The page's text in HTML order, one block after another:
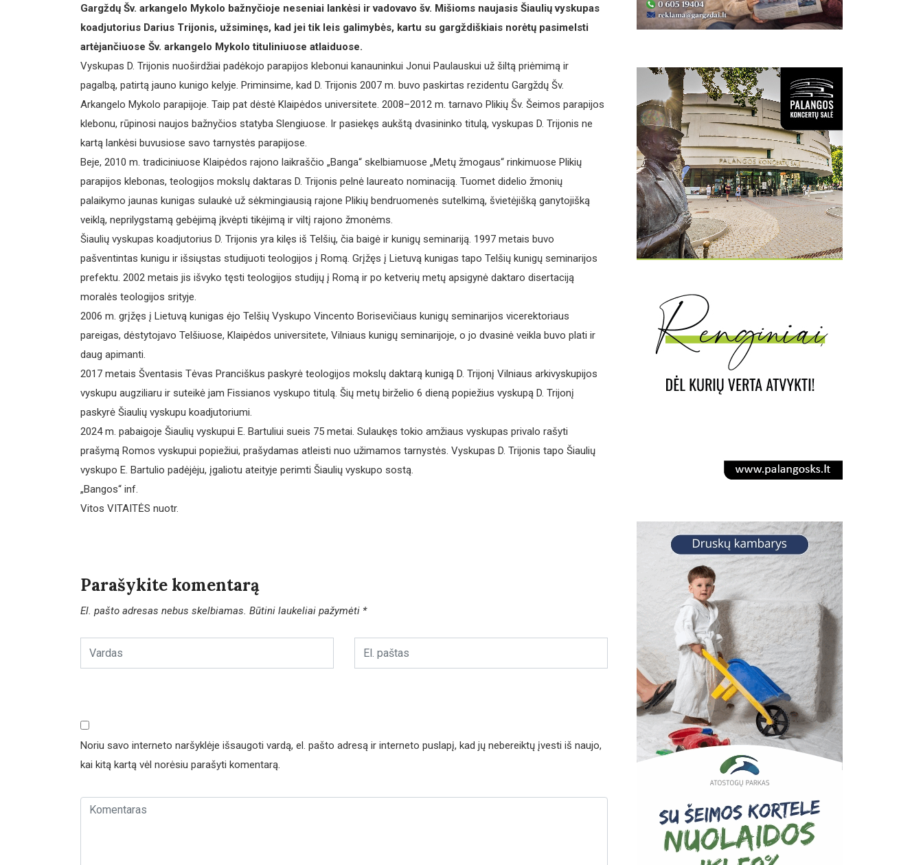
Gargždų Šv. arkangelo Mykolo bažnyčioje neseniai lankėsi ir vadovavo šv. Mišioms naujasis Šiaulių vyskupas
koadjutorius Darius Trijonis, užsiminęs, kad jei tik leis galimybės, kartu su gargždiškiais norėtų pasimelsti
artėjančiuose Šv. arkangelo Mykolo tituliniuose atlaiduose.
Vyskupas D. Trijonis nuoširdžiai padėkojo parapijos klebonui kanauninkui Jonui Paulauskui už šiltą priėmimą ir
pagalbą, patirtą jauno kunigo kelyje. Priminsime, kad D. Trijonis 2007 m. buvo paskirtas rezidentu Gargždų Šv.
Arkangelo Mykolo parapijoje. Taip pat dėstė Klaipėdos universitete. 2008–2012 m. tarnavo Plikių Šv. Šeimos parapijos
klebonu, rūpinosi naujos bažnyčios statyba Slengiuose. Ir pasiekęs aukštą dvasininko titulą, vyskupas D. Trijonis ne
kartą lankėsi buvusiose savo tarnystės parapijose.
Beje, 2010 m. tradiciniuose Klaipėdos rajono laikraščio „Banga“ skelbiamuose „Metų žmogaus“ rinkimuose Plikių
parapijos klebonas, teologijos mokslų daktaras D. Trijonis pelnė laureato nominaciją. Tuomet didelio žmonių
palaikymo jaunas kunigas sulaukė už sėkmingiausią rajone Plikių bendruomenės sutelkimą, švietėjišką ganytojišką
veiklą, neprilygstamą gebėjimą įkvėpti tikėjimą ir viltį rajono žmonėms.
Šiaulių vyskupas koadjutorius D. Trijonis yra kilęs iš Telšių, čia baigė ir kunigų seminariją. 1997 metais buvo
pašventintas kunigu ir išsiųstas studijuoti teologijos į Romą. Grįžęs į Lietuvą kunigas tapo Telšių kunigų seminarijos
prefektu. 2002 metais jis išvyko tęsti teologijos studijų į Romą ir po ketverių metų apsigynė daktaro disertaciją
moralės teologijos srityje.
2006 m. grįžęs į Lietuvą kunigas ėjo Telšių Vyskupo Vincento Borisevičiaus kunigų seminarijos vicerektoriaus
pareigas, dėstytojavo Telšiuose, Klaipėdos universitete, Vilniaus kunigų seminarijoje, o jo dvasinė veikla buvo plati ir
daug apimanti.
2017 metais Šventasis Tėvas Pranciškus paskyrė teologijos mokslų daktarą kunigą D. Trijonį Vilniaus arkivyskupijos
vyskupu augziliaru ir suteikė jam Fissianos vyskupo titulą. Šių metų birželio 6 dieną popiežius vyskupą D. Trijonį
paskyrė Šiaulių vyskupu koadjutoriumi.
2024 m. pabaigoje Šiaulių vyskupui E. Bartuliui sueis 75 metai. Sulaukęs tokio amžiaus vyskupas privalo rašyti
prašymą Romos vyskupui popiežiui, prašydamas atleisti nuo užimamos tarnystės. Vyskupas D. Trijonis tapo Šiaulių
vyskupo E. Bartulio padėjėju, įgaliotu ateityje perimti Šiaulių vyskupo sostą.
„Bangos“ inf.
Vitos VITAITĖS nuotr.
Parašykite komentarą
El. pašto adresas nebus skelbiamas. Būtini laukeliai pažymėti *
Noriu savo interneto naršyklėje išsaugoti vardą, el. pašto adresą ir interneto puslapį, kad jų nebereiktų įvesti iš naujo,
kai kitą kartą vėl norėsiu parašyti komentarą.